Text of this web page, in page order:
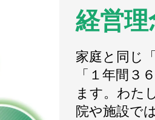
経営理
家庭と同じ
「１年間３
ます。わた
院や施設で